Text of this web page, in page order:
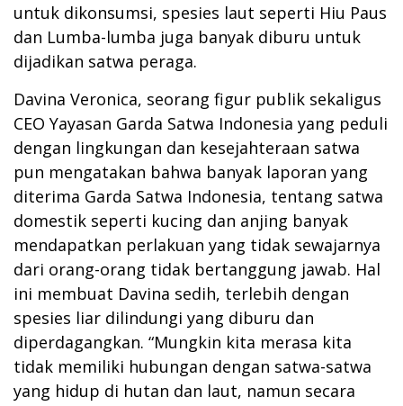
untuk dikonsumsi, spesies laut seperti Hiu Paus
dan Lumba-lumba juga banyak diburu untuk
dijadikan satwa peraga.
Davina Veronica, seorang figur publik sekaligus
CEO Yayasan Garda Satwa Indonesia yang peduli
dengan lingkungan dan kesejahteraan satwa
pun mengatakan bahwa banyak laporan yang
diterima Garda Satwa Indonesia, tentang satwa
domestik seperti kucing dan anjing banyak
mendapatkan perlakuan yang tidak sewajarnya
dari orang-orang tidak bertanggung jawab. Hal
ini membuat Davina sedih, terlebih dengan
spesies liar dilindungi yang diburu dan
diperdagangkan. “Mungkin kita merasa kita
tidak memiliki hubungan dengan satwa-satwa
yang hidup di hutan dan laut, namun secara